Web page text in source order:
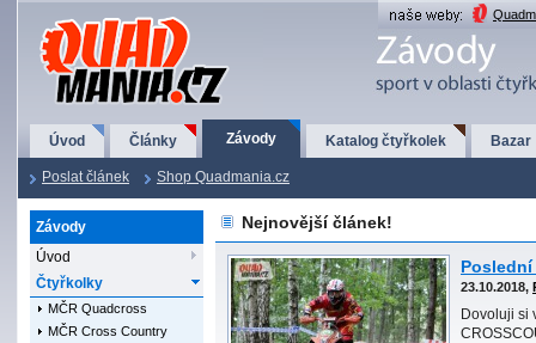
QuadMania.cz
Úvod Články Závody Katalog čtyřkolek Bazar
Poslat článek Shop Quadmania.cz
Závody
Úvod
Čtyřkolky
MČR Quadcross
MČR Cross Country
Nejnovější článek!
23.10.2018,
Dovoluji si